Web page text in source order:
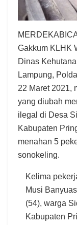
Gakkum KLHK
Dinas
Lampung,
22 Maret 2021,
yang diubah
ilegal di Desa
Kabupaten
menahan 5
sonokeling.
Kelima
Musi
(54), warga
Kabupaten